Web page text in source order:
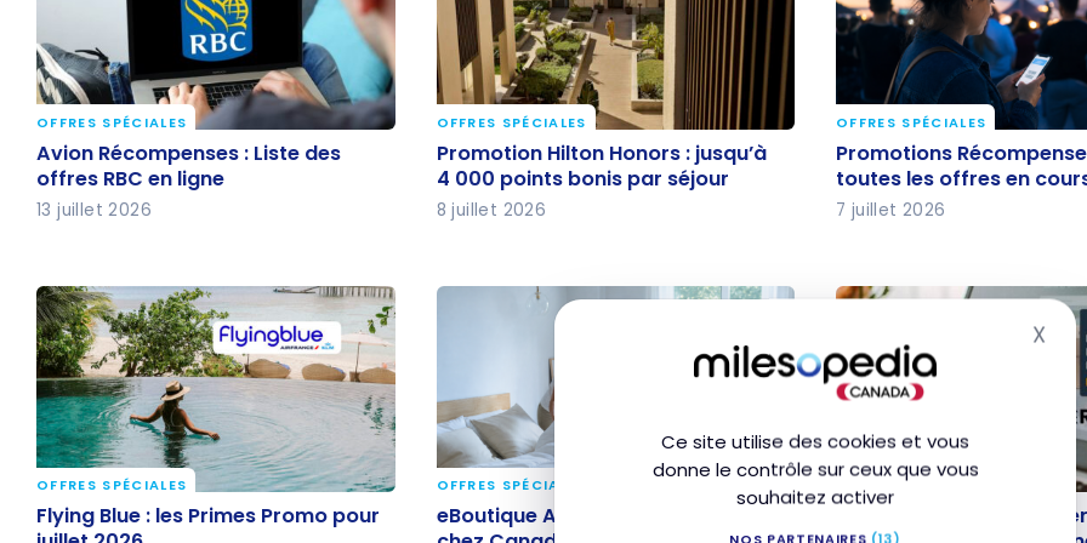
Ce site utilise des cookies et vous
donne le contrôle sur ceux que vous
souhaitez activer
NOS PARTENAIRES (13)
X
Avion Récompenses : Liste des
offres RBC en ligne
OFFRES SPÉCIALES
Avion Récompenses : Liste des
offres RBC en ligne
13 juillet 2026
Promotion Hilton Honors : jusqu’à
4 000 points bonis par séjour
OFFRES SPÉCIALES
Promotion Hilton Honors : jusqu’à
4 000 points bonis par séjour
8 juillet 2026
Promotions
toutes les offres en
OFFRES SPÉCIALES
Promotions
toutes les offres en
7 juillet 2026
Flying Blue : les Primes Promo pour
OFFRES SPÉCIALES
Flying Blue : les Primes Promo pour
eBoutique Aéroplan : 20x les
OFFRES SPÉCIALES
eBoutique Aéroplan : 20x les points
Concours Amazon et
OFFRES SPÉCIALES
Concours Amazon et